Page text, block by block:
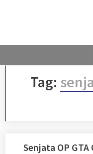
Tag:
Senjata OP